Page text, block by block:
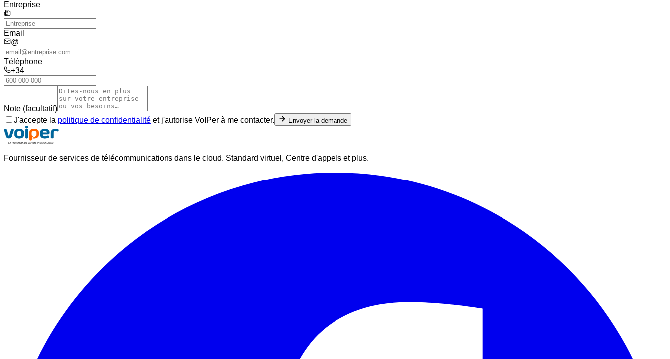
Entreprise
Email
@
Téléphone
+34
Note (facultatif)
J'accepte la politique de confidentialité et j'autorise VoIPer à me contacter. Envoyer la demande
Fournisseur de services de télécommunications dans le cloud. Standard virtuel, Centre d'appels et plus.